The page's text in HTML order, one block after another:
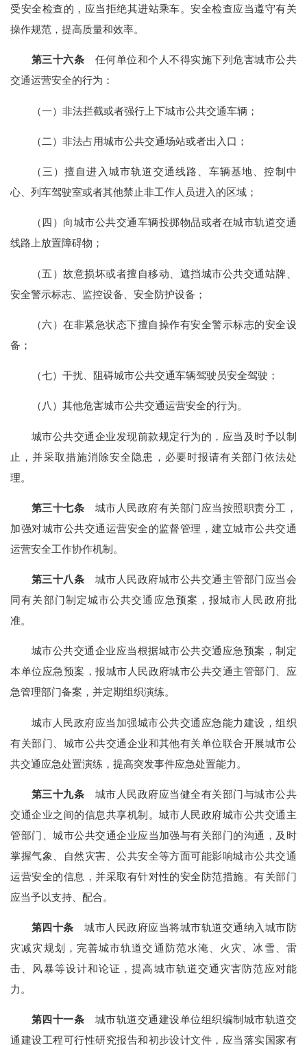
受安全检查的，应当拒绝其进站乘车。安全检查应当遵守有关
操作规范，提高质量和效率。
第三十六条 任何单位和个人不得实施下列危害城市公共
交通运营安全的行为：
（一）非法拦截或者强行上下城市公共交通车辆；
（二）非法占用城市公共交通场站或者出入口；
（三）擅自进入城市轨道交通线路、车辆基地、控制中
心、列车驾驶室或者其他禁止非工作人员进入的区域；
（四）向城市公共交通车辆投掷物品或者在城市轨道交通
线路上放置障碍物；
（五）故意损坏或者擅自移动、遮挡城市公共交通站牌、
安全警示标志、监控设备、安全防护设备；
（六）在非紧急状态下擅自操作有安全警示标志的安全设
备；
（七）干扰、阻碍城市公共交通车辆驾驶员安全驾驶；
（八）其他危害城市公共交通运营安全的行为。
城市公共交通企业发现前款规定行为的，应当及时予以制
止，并采取措施消除安全隐患，必要时报请有关部门依法处
理。
第三十七条 城市人民政府有关部门应当按照职责分工，
加强对城市公共交通运营安全的监督管理，建立城市公共交通
运营安全工作协作机制。
第三十八条 城市人民政府城市公共交通主管部门应当会
同有关部门制定城市公共交通应急预案，报城市人民政府批
准。
城市公共交通企业应当根据城市公共交通应急预案，制定
本单位应急预案，报城市人民政府城市公共交通主管部门、应
急管理部门备案，并定期组织演练。
城市人民政府应当加强城市公共交通应急能力建设，组织
有关部门、城市公共交通企业和其他有关单位联合开展城市公
共交通应急处置演练，提高突发事件应急处置能力。
第三十九条 城市人民政府应当健全有关部门与城市公共
交通企业之间的信息共享机制。城市人民政府城市公共交通主
管部门、城市公共交通企业应当加强与有关部门的沟通，及时
掌握气象、自然灾害、公共安全等方面可能影响城市公共交通
运营安全的信息，并采取有针对性的安全防范措施。有关部门
应当予以支持、配合。
第四十条 城市人民政府应当将城市轨道交通纳入城市防
灾减灾规划，完善城市轨道交通防范水淹、火灾、冰雪、雷
击、风暴等设计和论证，提高城市轨道交通灾害防范应对能
力。
第四十一条 城市轨道交通建设单位组织编制城市轨道交
通建设工程可行性研究报告和初步设计文件，应当落实国家有